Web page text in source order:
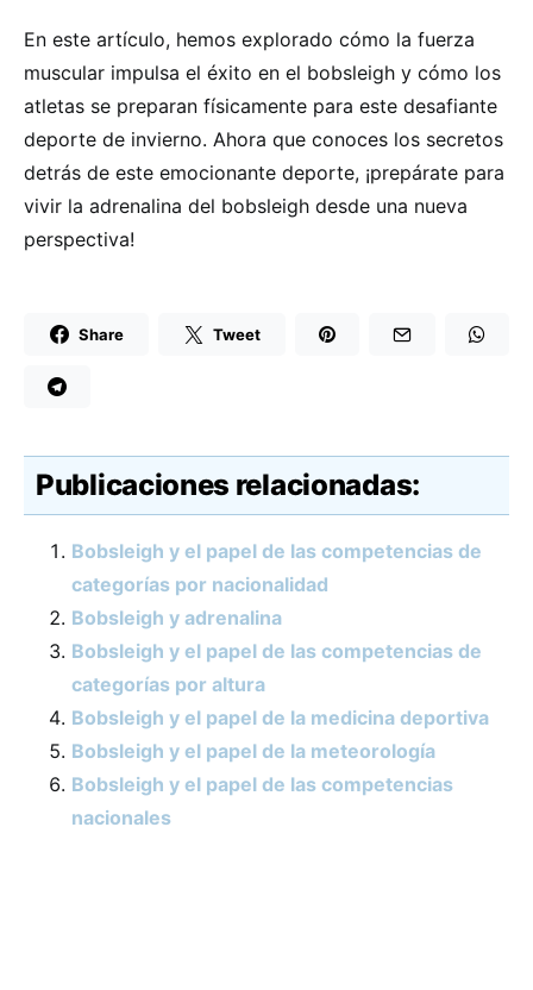
En este artículo, hemos explorado cómo la fuerza
muscular impulsa el éxito en el bobsleigh y cómo los
atletas se preparan físicamente para este desafiante
deporte de invierno. Ahora que conoces los secretos
detrás de este emocionante deporte, ¡prepárate para
vivir la adrenalina del bobsleigh desde una nueva
perspectiva!
Share Tweet
Publicaciones relacionadas:
Bobsleigh y el papel de las competencias de
categorías por nacionalidad
Bobsleigh y adrenalina
Bobsleigh y el papel de las competencias de
categorías por altura
Bobsleigh y el papel de la medicina deportiva
Bobsleigh y el papel de la meteorología
Bobsleigh y el papel de las competencias
nacionales